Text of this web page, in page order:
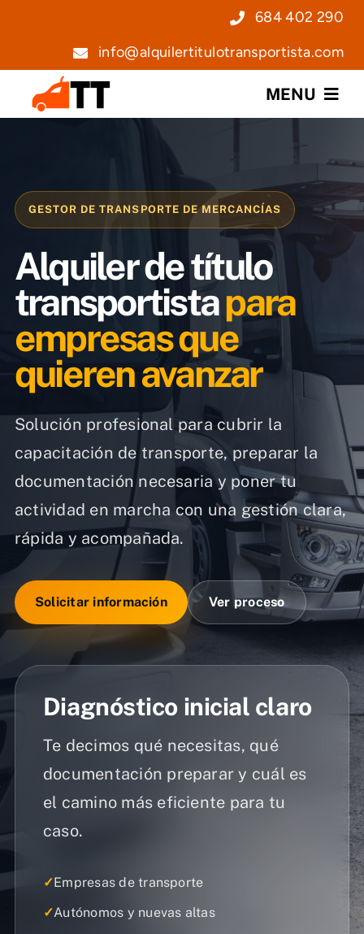
684 402 290
info@alquilertitulotransportista.com
MENU
Servicios
Noticias
Contacto
GESTOR DE TRANSPORTE DE MERCANCÍAS
Alquiler de título
transportistapara
empresas que
quieren avanzar
Solución profesional para cubrir la
capacitación de transporte, preparar la
documentación necesaria y poner tu
actividad en marcha con una gestión clara,
rápida y acompañada.
Solicitar información Ver proceso
Diagnóstico inicial claro
Te decimos qué necesitas, qué
documentación preparar y cuál es
el camino más eficiente para tu
caso.
✓Empresas de transporte
✓Autónomos y nuevas altas